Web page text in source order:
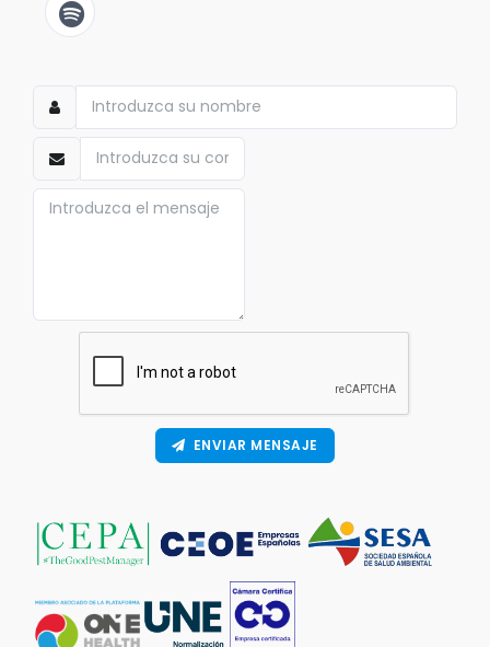
ENVIAR MENSAJE